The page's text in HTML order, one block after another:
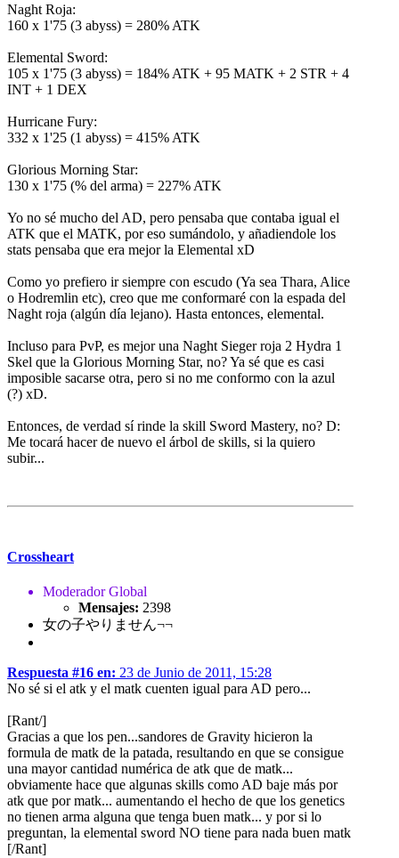
Naght Roja:
160 x 1'75 (3 abyss) = 280% ATK
Elemental Sword:
105 x 1'75 (3 abyss) = 184% ATK + 95 MATK + 2 STR + 4
INT + 1 DEX
Hurricane Fury:
332 x 1'25 (1 abyss) = 415% ATK
Glorious Morning Star:
130 x 1'75 (% del arma) = 227% ATK
Yo no sé mucho del AD, pero pensaba que contaba igual el
ATK que el MATK, por eso sumándolo, y añadiendole los
stats pensaba que era mejor la Elemental xD
Como yo prefiero ir siempre con escudo (Ya sea Thara, Alice
o Hodremlin etc), creo que me conformaré con la espada del
Naght roja (algún día lejano). Hasta entonces, elemental.
Incluso para PvP, es mejor una Naght Sieger roja 2 Hydra 1
Skel que la Glorious Morning Star, no? Ya sé que es casi
imposible sacarse otra, pero si no me conformo con la azul
(?) xD.
Entonces, de verdad sí rinde la skill Sword Mastery, no? D:
Me tocará hacer de nuevo el árbol de skills, si la quiero
subir...
Crossheart
Moderador Global
Mensajes: 2398
女の子やりません¬¬
Respuesta #16 en: 23 de Junio de 2011, 15:28
No sé si el atk y el matk cuenten igual para AD pero...
[Rant/]
Gracias a que los pen...sandores de Gravity hicieron la
formula de matk de la patada, resultando en que se consigue
una mayor cantidad numérica de atk que de matk...
obviamente hace que algunas skills como AD baje más por
atk que por matk... aumentando el hecho de que los genetics
no tienen arma alguna que tenga buen matk... y por si lo
preguntan, la elemental sword NO tiene para nada buen matk
[/Rant]